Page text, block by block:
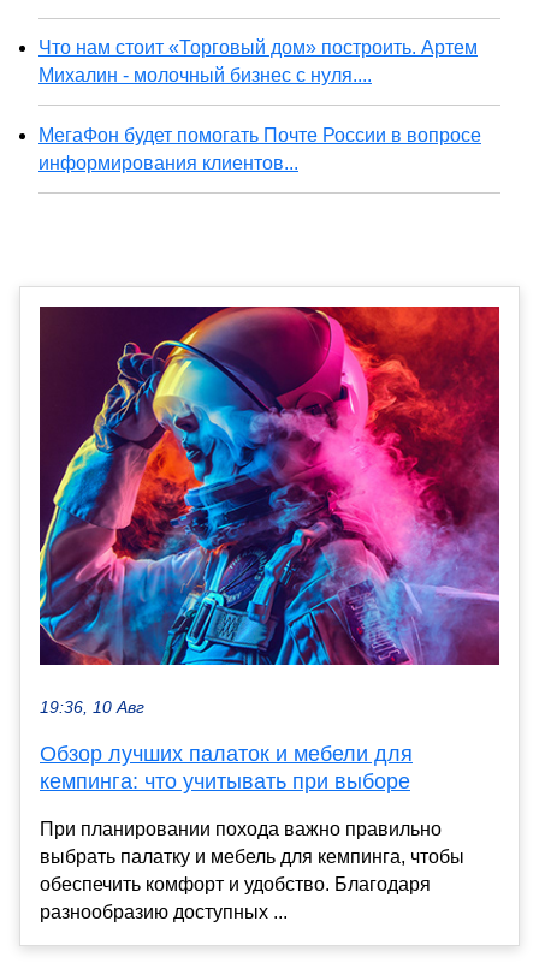
Что нам стоит «Торговый дом» построить. Артем
Михалин - молочный бизнес с нуля....
МегаФон будет помогать Почте России в вопросе
информирования клиентов...
19:36, 10 Авг
Обзор лучших палаток и мебели для
кемпинга: что учитывать при выборе
При планировании похода важно правильно
выбрать палатку и мебель для кемпинга, чтобы
обеспечить комфорт и удобство. Благодаря
разнообразию доступных ...